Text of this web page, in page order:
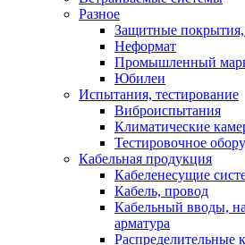
Разное
Защитные
Неформат
Промышленный
Юбилеи
Испытания, тестирование
Виброиспытания
Климатические
Тестировочное
Кабельная продукция
Кабеленесущие
Кабель, провод
Кабельный вводы,
арматура
Распределительные